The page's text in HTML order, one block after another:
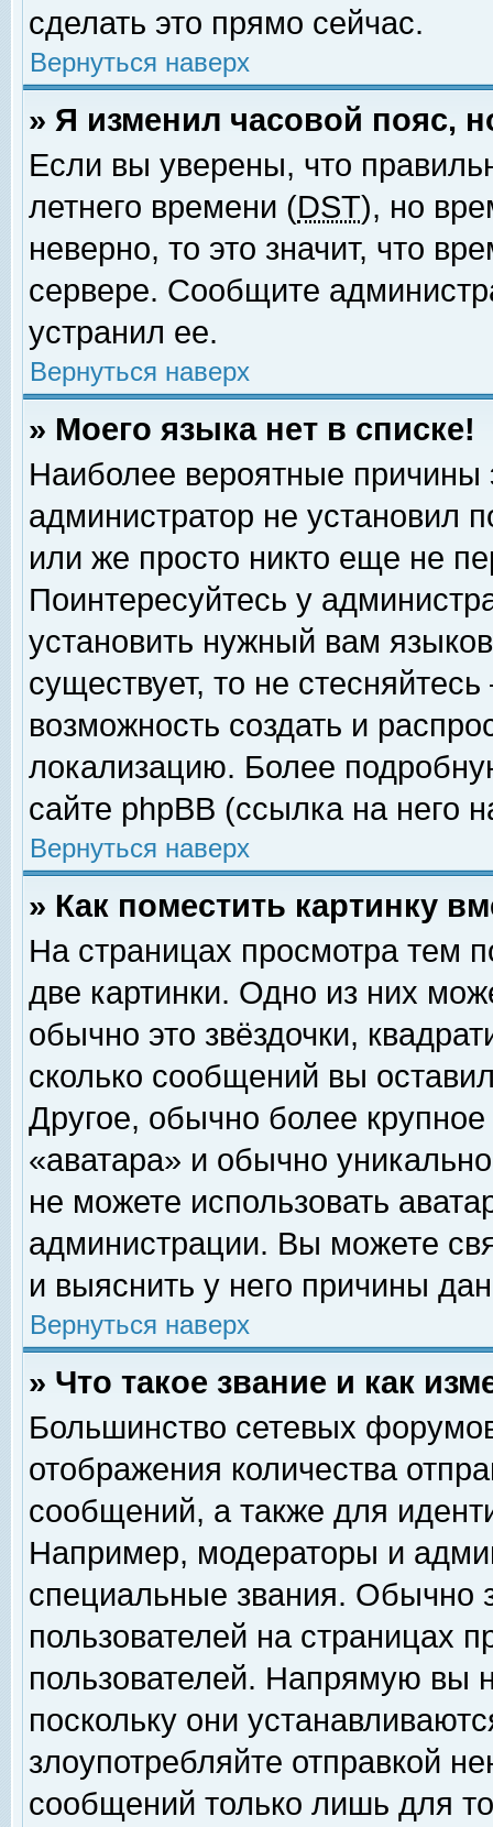
сделать это прямо сейчас.
Вернуться наверх
» Я изменил часовой пояс,
Если вы уверены, что
летнего времени (DST), но
неверно, то это значит, что
сервере. Сообщите
устранил ее.
Вернуться наверх
» Моего языка нет в списке!
Наиболее вероятные причины
администратор не установил
или же просто никто еще не
Поинтересуйтесь у
установить нужный вам
существует, то не
возможность создать и
локализацию. Более
сайте phpBB (ссылка на него
Вернуться наверх
» Как поместить картинку
На страницах просмотра тем
две картинки. Одно из них
обычно это звёздочки,
сколько сообщений вы
Другое, обычно более
«аватара» и обычно
не можете использовать
администрации. Вы можете
и выяснить у него причины
Вернуться наверх
» Что такое звание и как
Большинство сетевых
отображения количества
сообщений, а также для
Например, модераторы и
специальные звания. Обычно
пользователей на страницах
пользователей. Напрямую вы
поскольку они
злоупотребляйте отправкой
сообщений только лишь для